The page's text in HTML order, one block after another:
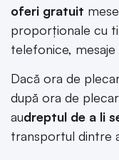
oferi gratuit
proporţionale cu
telefonice,
Dacă ora de
după ora de
audreptul de a li
transportul dintre